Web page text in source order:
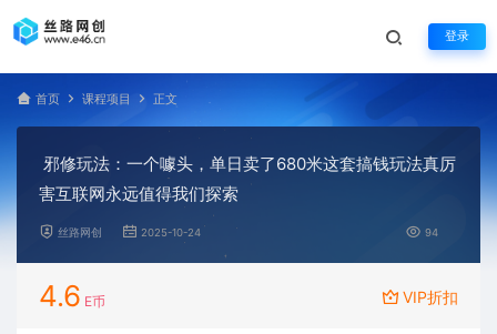
登录
首页 课程项目 正文
邪修玩法：一个噱头，单日卖了680米这套搞钱玩法真厉
害互联网永远值得我们探索
丝路网创 2025-10-24 94
4.6 E币 VIP折扣